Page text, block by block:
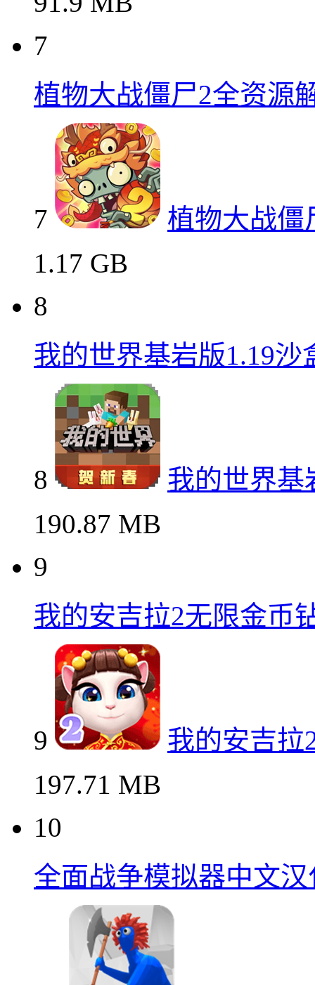
7
植物大战僵尸2全资源
7
植物大战僵
1.17 GB
8
我的世界基岩版1.19沙
8
我的世界基
190.87 MB
9
我的安吉拉2无限金币
9
我的安吉拉
197.71 MB
10
全面战争模拟器中文